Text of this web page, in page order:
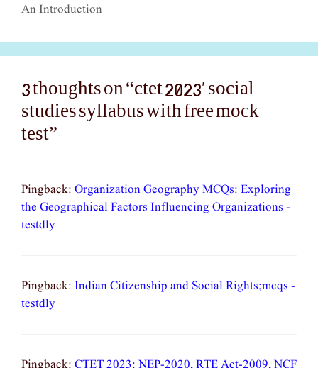
An Introduction
3 thoughts on “ctet 2023′ social
studies syllabus with free mock
test”
Pingback: Organization Geography MCQs: Exploring
the Geographical Factors Influencing Organizations -
testdly
Pingback: Indian Citizenship and Social Rights;mcqs -
testdly